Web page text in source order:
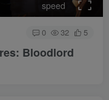
speed
0 32 5
Bloodlord